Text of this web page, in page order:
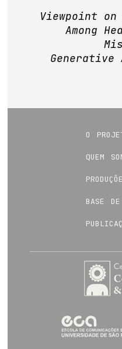
Viewpoint
Among
Generative
o
quem
base